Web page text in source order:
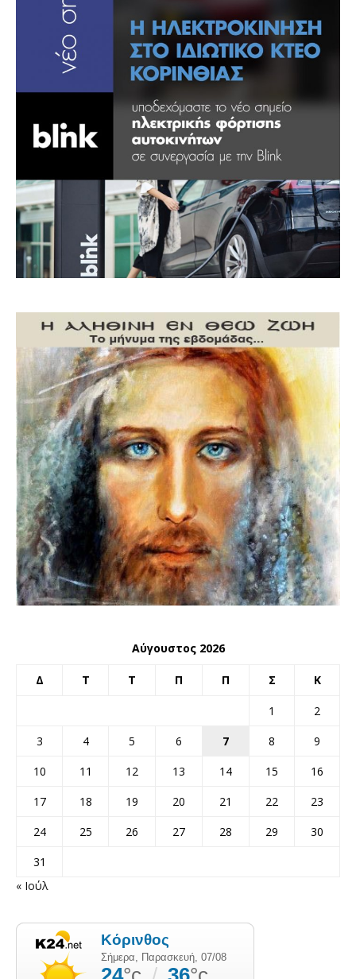
Αύγουστος 2026
Δ Τ Τ Π Π Σ Κ
1
2
3
4 5 6 7 8
9
10
11 12 13 14 15
16
17
18 19 20 21 22
23
24
25 26 27 28 29
30
31
« Ιούλ